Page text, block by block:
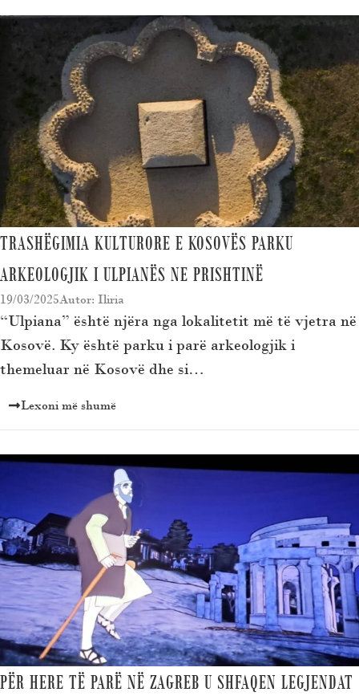
TRASHËGIMIA KULTURORE E KOSOVËS PARKU
ARKEOLOGJIK I ULPIANËS NE PRISHTINË
19/03/2025Autor: Iliria
“Ulpiana” është njëra nga lokalitetit më të vjetra në
Kosovë. Ky është parku i parë arkeologjik i
themeluar në Kosovë dhe si…
Lexoni më shumë
PËR HERE TË PARË NË ZAGREB U SHFAQEN LEGJENDAT